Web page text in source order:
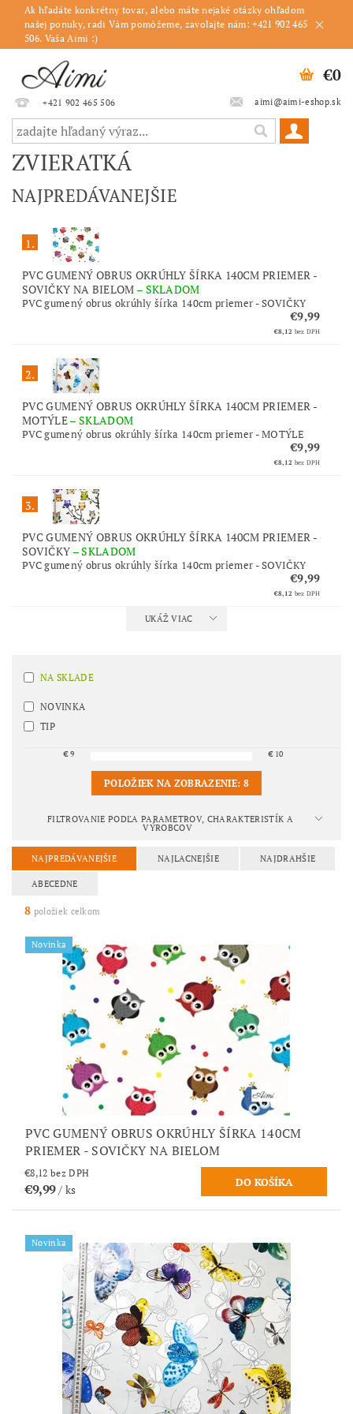
Ak hľadáte konkrétny tovar, alebo máte nejaké otázky ohľadom
našej ponuky, radi Vám pomôžeme, zavolajte nám: +421 902 465
506. Vaša Aimi :)
+421 902 465 506 aimi@aimi-eshop.sk
€0
ZVIERATKÁ
NAJPREDÁVANEJŠIE
1.
PVC GUMENÝ OBRUS OKRÚHLY ŠÍRKA 140CM PRIEMER -
SOVIČKY NA BIELOM – SKLADOM
PVC gumený obrus okrúhly šírka 140cm priemer - SOVIČKY
€9,99
€8,12 bez DPH
2.
PVC GUMENÝ OBRUS OKRÚHLY ŠÍRKA 140CM PRIEMER -
MOTÝLE–SKLADOM
PVC gumený obrus okrúhly šírka 140cm priemer - MOTÝLE
€9,99
€8,12 bez DPH
3.
PVC GUMENÝ OBRUS OKRÚHLY ŠÍRKA 140CM PRIEMER -
SOVIČKY –SKLADOM
PVC gumený obrus okrúhly šírka 140cm priemer - SOVIČKY
€9,99
€8,12 bez DPH
UKÁŽ VIAC
NA SKLADE
NOVINKA
TIP
€9 € 10
POLOŽIEK NA ZOBRAZENIE: 8
FILTROVANIE PODĽA PARAMETROV, CHARAKTERISTÍK A
VÝROBCOV
NAJPREDÁVANEJŠIE NAJLACNEJŠIE NAJDRAHŠIE
ABECEDNE
8 položiek celkom
Novinka
PVC GUMENÝ OBRUS OKRÚHLY ŠÍRKA 140CM
PRIEMER - SOVIČKY NA BIELOM
€8,12 bez DPH
€9,99/ ks
Novinka